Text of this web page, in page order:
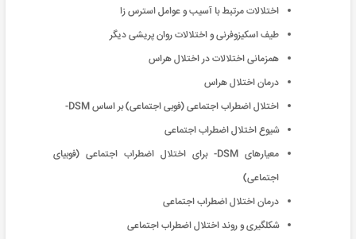
اختلالات مرتبط با آسیب و عوامل استرس زا
طیف اسکیزوفرنی و اختلالات روان پریشی دیگر
همزمانی اختلالات در اختلال هراس
درمان اختلال هراس
اختلال اضطراب اجتماعی (فوبی اجتماعی) بر اساس DSM-
شیوع اختلال اضطراب اجتماعی
معیارهای DSM- برای اختلال اضطراب اجتماعی (فوبیای
اجتماعی)
درمان اختلال اضطراب اجتماعی
شکلگیری و روند اختلال اضطراب اجتماعی